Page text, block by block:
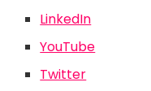
LinkedIn
YouTube
Twitter